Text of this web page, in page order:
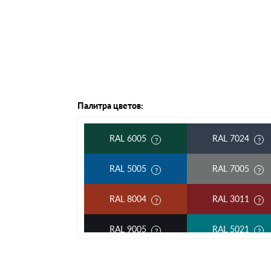
Палитра цветов:
RAL 6005 RAL 7024
RAL 5005 RAL 7005
RAL 8004 RAL 3011
RAL 9005 RAL 5021